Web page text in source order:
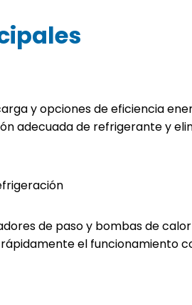
y opciones de eficiencia
adecuada de refrigerante y
de paso y bombas de
el funcionamiento